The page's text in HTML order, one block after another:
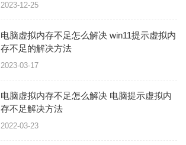
2023-12-25
电脑虚拟内存不足怎么解决 win11提示虚拟内
存不足的解决方法
2023-03-17
电脑虚拟内存不足怎么解决 电脑提示虚拟内
存不足解决方法
2022-03-23